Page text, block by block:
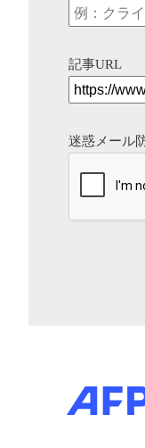
記事URL
迷惑メール